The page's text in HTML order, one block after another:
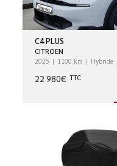
C4 PLUS
CITROEN
2025 1100 km Hybride
22 980€ TTC